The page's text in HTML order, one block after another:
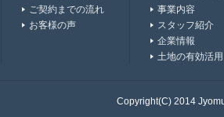
ご契約までの流れ
お客様の声
事業内容
スタッフ紹介
企業情報
土地の有効活用
Copyright(C) 2014